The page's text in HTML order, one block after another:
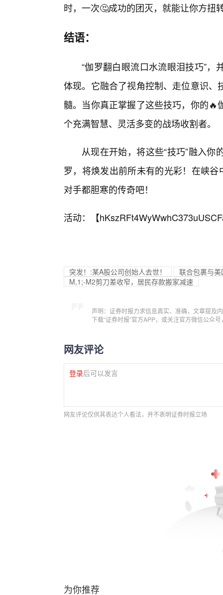
时，一次🤔成功的团灭，就能让你方扭
结语：
“伽罗翻白眼流口水流眼泪技巧”
体现。它融合了视角控制、走位意识
髓。当你真正掌握了这些技巧，你的
个充满智慧、灵活多变的战场收割者。
从现在开始，将这些“技巧”融入
罗，将焕发出前所未有的光彩！在峡
对手都胆寒的传奇吧！
活动：【
突发！:某A股公司创始人去世！
联合包裹与
M,1;-M2剪刀差收窄，居民存款搬家减速
声明：证券时报力求信息真实、准确，文章提及
下载“证券时报”官方APP，或关注官方微信公众
网友评论
登录后可以发言
网友评论仅供其表达个人看法，并不表明证券时报立场
为你推荐